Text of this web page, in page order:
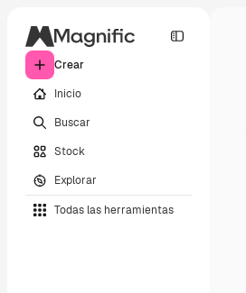
Crear
Inicio
Buscar
Stock
Explorar
Todas las herramientas